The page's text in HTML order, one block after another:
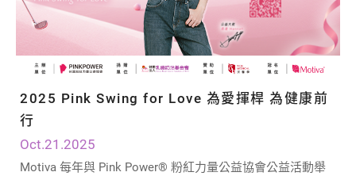
2025 Pink Swing for Love 為愛揮桿 為健康前
行
Oct.21.2025
Motiva 每年與 Pink Power® 粉紅力量公益協會公益活動舉